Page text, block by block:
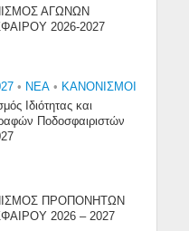
ΑΓΩΝΩΝ
2026-2027
• NEA • ΚΑΝΟΝΙΣΜΟΙ
Ιδιότητας και
Ποδοσφαιριστών
ΠΡΟΠΟΝΗΤΩΝ
2026 – 2027